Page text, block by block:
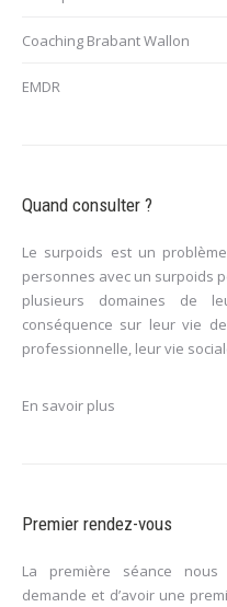
Coaching Brabant Wallon
EMDR
Quand consulter ?
Le surpoids est un
personnes avec un surpoids
plusieurs domaines de
conséquence sur leur vie
professionnelle, leur vie
En savoir plus
Premier rendez-vous
La première séance nous
demande et d’avoir une